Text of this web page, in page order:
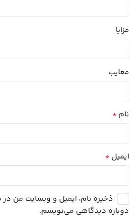
مزایا
معایب
نام *
ایمیل *
ذخیره نام، ایمیل و وبسایت من در
دوباره دیدگاهی می‌نویسم.